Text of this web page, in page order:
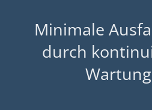
Minimale
durch